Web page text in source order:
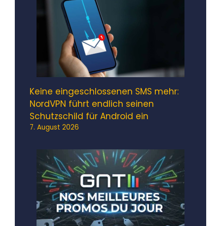
Keine eingeschlossenen SMS mehr:
NordVPN führt endlich seinen
Schutzschild für Android ein
7. August 2026